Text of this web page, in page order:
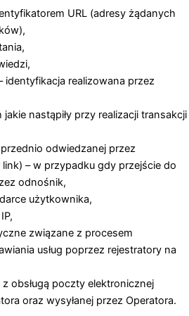
URL (adresy żądanych
identyfikacja realizowana przez
jakie nastąpiły przy realizacji transakcji
odwiedzanej przez
– w przypadku gdy przejście do
odnośnik,
użytkownika,
związane z procesem
usług poprzez rejestratory na
obsługą poczty elektronicznej
oraz wysyłanej przez Operatora.